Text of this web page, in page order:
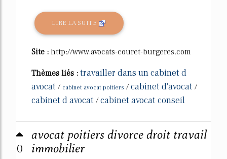
LIRE LA SUITE
Site : http://www.avocats-couret-burgeres.com
Thèmes liés : travailler dans un cabinet d
avocat / cabinet avocat poitiers /cabinet d'avocat /
cabinet d avocat /cabinet avocat conseil
0
avocat poitiers divorce droit travail
immobilier